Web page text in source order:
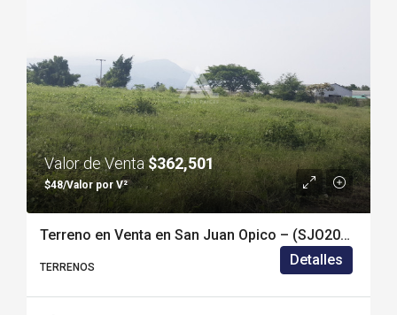
Valor de Venta$362,501
$48/Valor por V²
Terreno en Venta en San Juan Opico – (SJO2013S)
TERRENOS Detalles